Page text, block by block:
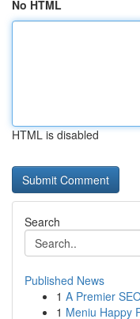
No HTML
HTML is disabled
Search
Published News
1 A Premier
1 Meniu Happy